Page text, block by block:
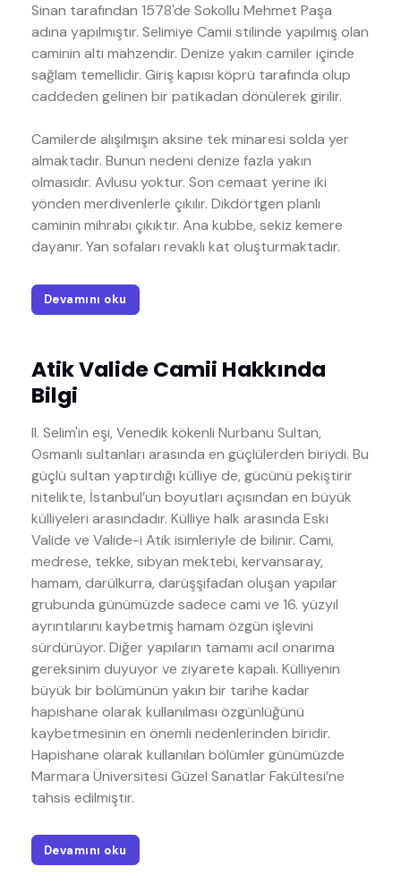
Sinan tarafından 1578'de Sokollu Mehmet Paşa
adına yapılmıştır. Selimiye Camii stilinde yapılmış olan
caminin altı mahzendir. Denize yakın camiler içinde
sağlam temellidir. Giriş kapısı köprü tarafında olup
caddeden gelinen bir patikadan dönülerek girilir.
Camilerde alışılmışın aksine tek minaresi solda yer
almaktadır. Bunun nedeni denize fazla yakın
olmasıdır. Avlusu yoktur. Son cemaat yerine iki
yönden merdivenlerle çıkılır. Dikdörtgen planlı
caminin mihrabı çıkıktır. Ana kubbe, sekiz kemere
dayanır. Yan sofaları revaklı kat oluşturmaktadır.
Devamını oku
Atik Valide Camii Hakkında
Bilgi
II. Selim'in eşi, Venedik kökenli Nurbanu Sultan,
Osmanlı sultanları arasında en güçlülerden biriydi. Bu
güçlü sultan yaptırdığı külliye de, gücünü pekiştirir
nitelikte, İstanbul’un boyutları açısından en büyük
külliyeleri arasındadır. Külliye halk arasında Eski
Valide ve Valide-i Atik isimleriyle de bilinir. Cami,
medrese, tekke, sıbyan mektebi, kervansaray,
hamam, darülkurra, darüşşifadan oluşan yapılar
grubunda günümüzde sadece cami ve 16. yüzyıl
ayrıntılarını kaybetmiş hamam özgün işlevini
sürdürüyor. Diğer yapıların tamamı acil onarıma
gereksinim duyuyor ve ziyarete kapalı. Külliyenin
büyük bir bölümünün yakın bir tarihe kadar
hapishane olarak kullanılması özgünlüğünü
kaybetmesinin en önemli nedenlerinden biridir.
Hapishane olarak kullanılan bölümler günümüzde
Marmara Üniversitesi Güzel Sanatlar Fakültesi’ne
tahsis edilmiştir.
Devamını oku